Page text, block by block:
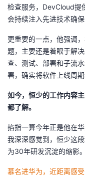
检查服务，DevCloud提
会持续注入先进技术确
更重要的一点，他强调
题，主要还是着眼于解
查、测试、部署和子流
署，确实将软件上线周
如今，恒少的工作内容
都了解。
掐指一算今年正是他在
我深深感觉到，恒少这
为30年研发沉淀的缩影。
慕名进华为，近距离感